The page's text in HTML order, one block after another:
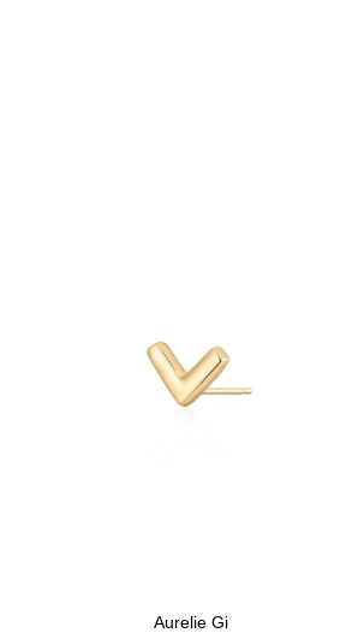
Aurelie Gi